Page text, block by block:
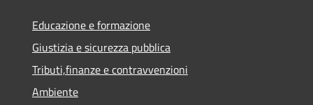
Educazione e formazione
Giustizia e sicurezza pubblica
Tributi,finanze e contravvenzioni
Ambiente